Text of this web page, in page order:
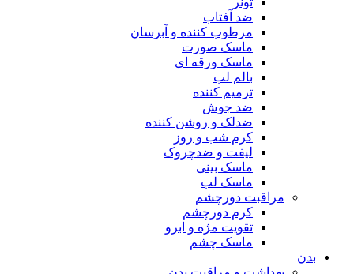
ضد آفتاب
مرطوب کننده و آبرسان
ماسک صورت
ماسک ورقه ای
بالم لب
ترمیم کننده
ضد جوش
ضدلک و روشن کننده
کرم شب و روز
لیفت و ضدچروک
ماسک بینی
ماسک لب
مراقبت دورچشم
کرم دورچشم
تقویت مژه و ابرو
ماسک چشم
بدن